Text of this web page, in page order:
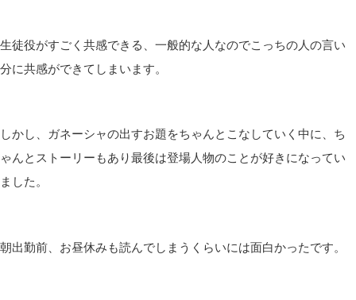
生徒役がすごく共感できる、一般的な人なのでこっちの人の言い
分に共感ができてしまいます。
しかし、ガネーシャの出すお題をちゃんとこなしていく中に、ち
ゃんとストーリーもあり最後は登場人物のことが好きになってい
ました。
朝出勤前、お昼休みも読んでしまうくらいには面白かったです。